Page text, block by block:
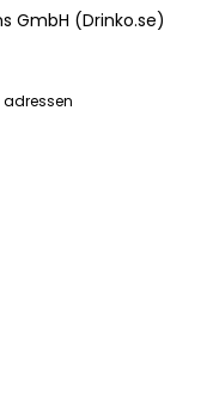
GmbH (Drinko.se)